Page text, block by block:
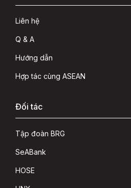
Liên hệ
Q & A
Hướng dẫn
Hợp tác cùng ASEAN
Đối tác
Tập đoàn BRG
SeABank
HOSE